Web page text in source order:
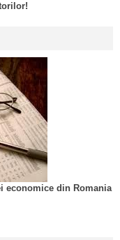
economice din Romania